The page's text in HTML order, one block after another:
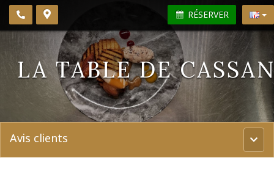
RÉSERVER
LA TABLE DE
Menu
Avis clients